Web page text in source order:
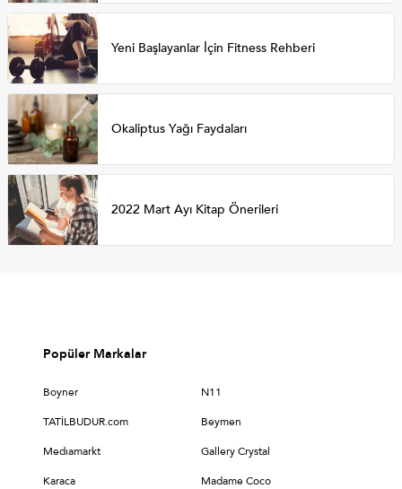
Yeni Başlayanlar İçin Fitness Rehberi
Okaliptus Yağı Faydaları
2022 Mart Ayı Kitap Önerileri
Popüler Markalar
Boyner N11
TATİLBUDUR.com Beymen
Medıamarkt Gallery Crystal
Karaca Madame Coco